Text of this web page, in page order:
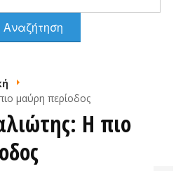
Αναζήτηση
μαύρη περίοδος
Η πιο